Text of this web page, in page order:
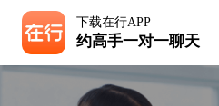
下载在行APP
约高手一对一聊天